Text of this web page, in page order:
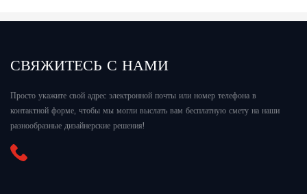
СВЯЖИТЕСЬ С НАМИ
Просто укажите свой адрес электронной почты или номер телефона в
контактной форме, чтобы мы могли выслать вам бесплатную смету на наши
разнообразные дизайнерские решения!